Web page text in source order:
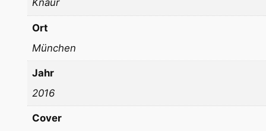
Knaur
Ort
München
Jahr
2016
Cover